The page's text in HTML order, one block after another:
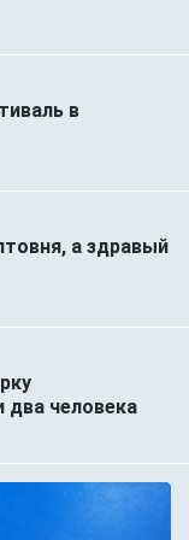
в
а здравый
два человека